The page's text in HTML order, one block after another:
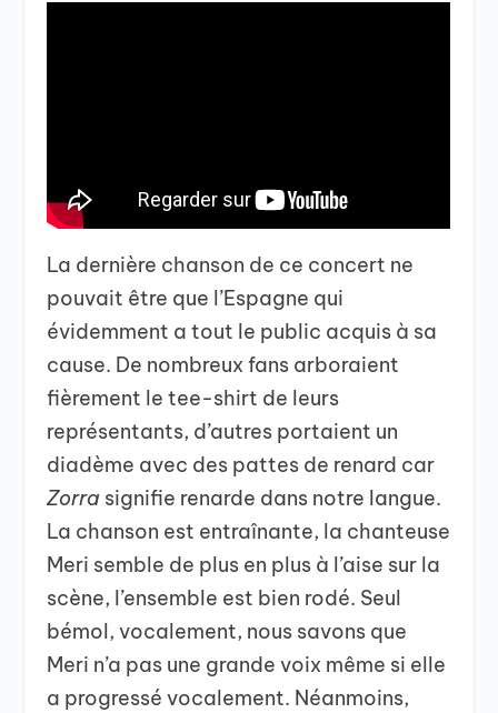
La dernière chanson de ce concert ne
pouvait être que l’Espagne qui
évidemment a tout le public acquis à sa
cause. De nombreux fans arboraient
fièrement le tee-shirt de leurs
représentants, d’autres portaient un
diadème avec des pattes de renard car
Zorra signifie renarde dans notre langue.
La chanson est entraînante, la chanteuse
Meri semble de plus en plus à l’aise sur la
scène, l’ensemble est bien rodé. Seul
bémol, vocalement, nous savons que
Meri n’a pas une grande voix même si elle
a progressé vocalement. Néanmoins,